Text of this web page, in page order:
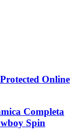
Online
Completa
Spin